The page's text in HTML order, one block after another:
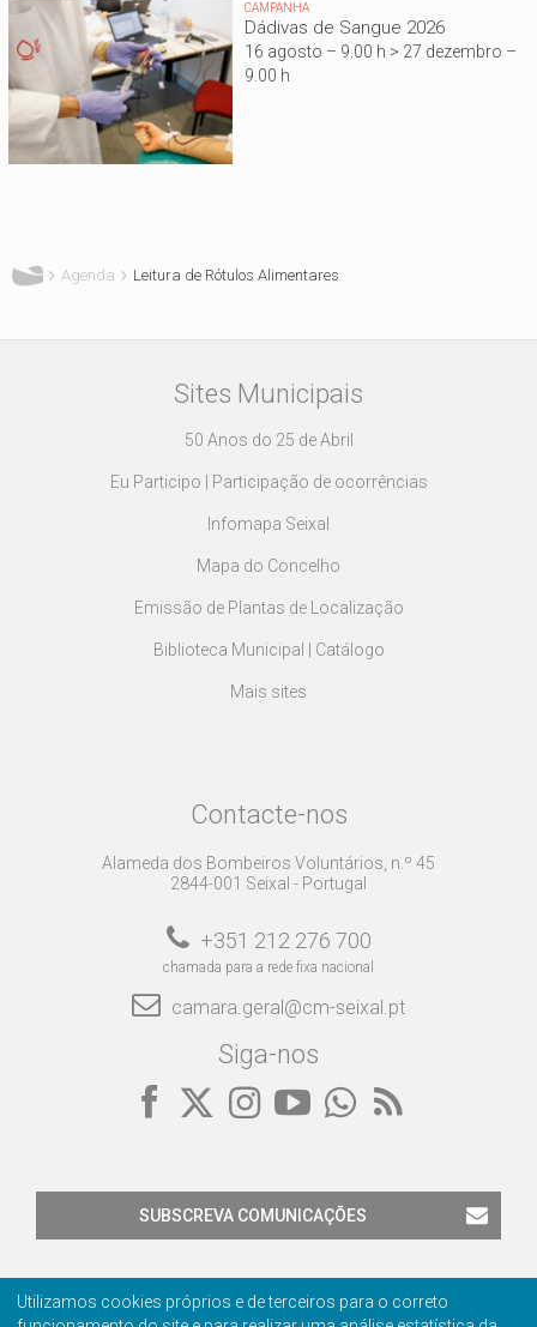
CAMPANHA
Dádivas de Sangue 2026
16 agosto – 9.00 h > 27 dezembro –
9.00 h
Agenda Leitura de Rótulos Alimentares
Sites Municipais
50 Anos do 25 de Abril
Eu Participo | Participação de ocorrências
Infomapa Seixal
Mapa do Concelho
Emissão de Plantas de Localização
Biblioteca Municipal | Catálogo
Mais sites
Contacte-nos
Alameda dos Bombeiros Voluntários, n.º 45
2844-001 Seixal - Portugal
+351 212 276 700
chamada para a rede fixa nacional
camara.geral@cm-seixal.pt
Siga-nos
SUBSCREVA COMUNICAÇÕES
Utilizamos cookies próprios e de terceiros para o correto